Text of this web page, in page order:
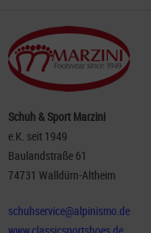
Schuh & Sport Marzini
e.K. seit 1949
Baulandstraße 61
74731 Walldürn-Altheim
schuhservice@alpinismo.de